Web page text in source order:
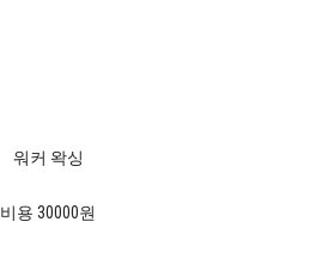
워커 왁싱
비용 30000원